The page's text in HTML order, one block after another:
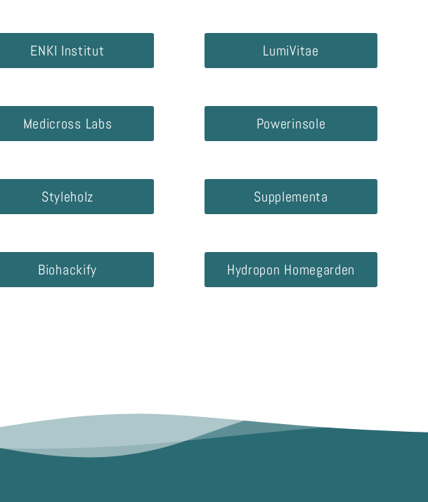
ENKI Institut LumiVitae
Medicross Labs Powerinsole
Styleholz Supplementa
Biohackify Hydropon Homegarden